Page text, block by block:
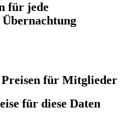
für jede
für Mitglieder
für diese Daten